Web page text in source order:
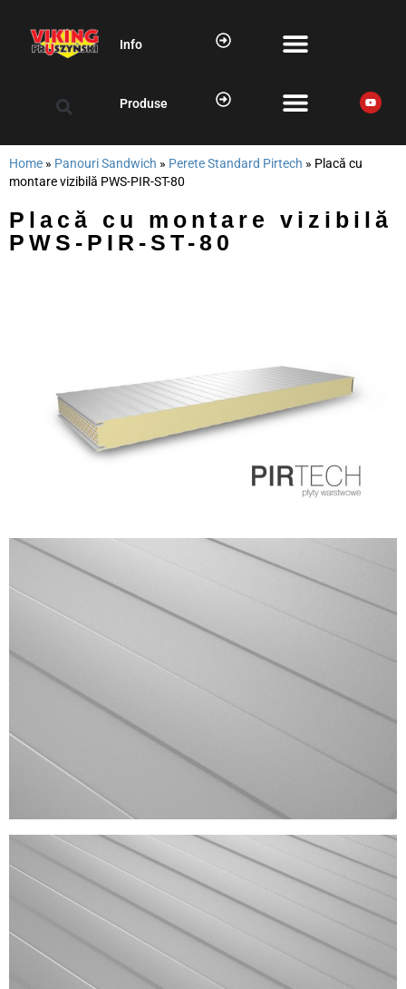
Info
Produse
Home » Panouri Sandwich » Perete Standard Pirtech » Placă cu
montare vizibilă PWS-PIR-ST-80
Placă cu montare vizibilă
PWS-PIR-ST-80